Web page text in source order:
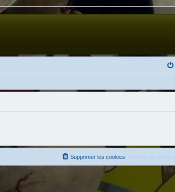
Heures au format
Supprimer les cookies